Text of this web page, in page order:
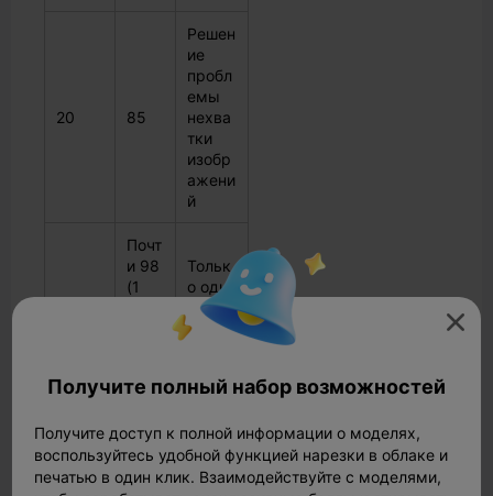
20 85
Решен
ие
пробл
емы
нехва
тки
изобр
ажени
й
Почт
и 98
(1
каци
Тольк
о одна
ошибк
а
ции
Идеал
ьная

Получите полный набор возможностей
Получите доступ к полной информации о моделях,
воспользуйтесь удобной функцией нарезки в облаке и
печатью в один клик. Взаимодействуйте с моделями,